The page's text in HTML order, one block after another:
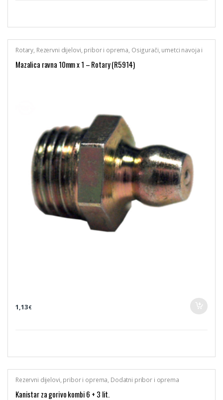
Rotary, Rezervni dijelovi, pribor i oprema, Osigurači, umetci navoja i
mazalice
Mazalica ravna 10mm x 1 – Rotary (R5914)
1,13€
Rezervni dijelovi, pribor i oprema, Dodatni pribor i oprema
Kanistar za gorivo kombi 6 + 3 lit.